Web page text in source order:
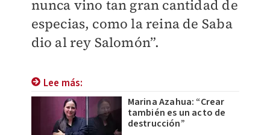
nunca vino tan gran cantidad de
especias, como la reina de Saba
dio al rey Salomón”.
Lee más:
Marina Azahua: “Crear
también es un acto de
destrucción”